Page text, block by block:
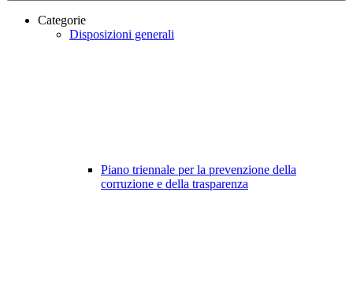
Categorie
Disposizioni generali
Piano triennale per la prevenzione della
corruzione e della trasparenza